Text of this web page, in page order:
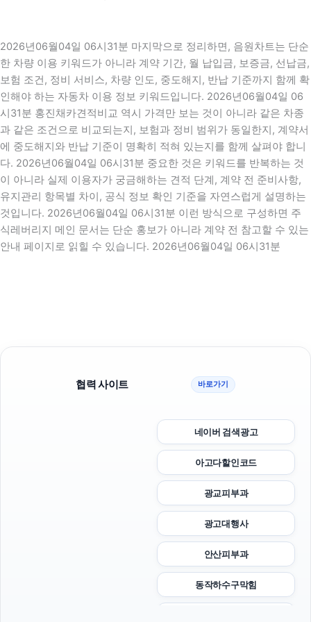
2026년06월04일 06시31분 마지막으로 정리하면, 음원차트는 단순
한 차량 이용 키워드가 아니라 계약 기간, 월 납입금, 보증금, 선납금,
보험 조건, 정비 서비스, 차량 인도, 중도해지, 반납 기준까지 함께 확
인해야 하는 자동차 이용 정보 키워드입니다. 2026년06월04일 06
시31분 홍진채카견적비교 역시 가격만 보는 것이 아니라 같은 차종
과 같은 조건으로 비교되는지, 보험과 정비 범위가 동일한지, 계약서
에 중도해지와 반납 기준이 명확히 적혀 있는지를 함께 살펴야 합니
다. 2026년06월04일 06시31분 중요한 것은 키워드를 반복하는 것
이 아니라 실제 이용자가 궁금해하는 견적 단계, 계약 전 준비사항,
유지관리 항목별 차이, 공식 정보 확인 기준을 자연스럽게 설명하는
것입니다. 2026년06월04일 06시31분 이런 방식으로 구성하면 주
식레버리지 메인 문서는 단순 홍보가 아니라 계약 전 참고할 수 있는
안내 페이지로 읽힐 수 있습니다. 2026년06월04일 06시31분
협력 사이트 바로가기
네이버 검색광고
아고다할인코드
광교피부과
광고대행사
안산피부과
동작하수구막힘